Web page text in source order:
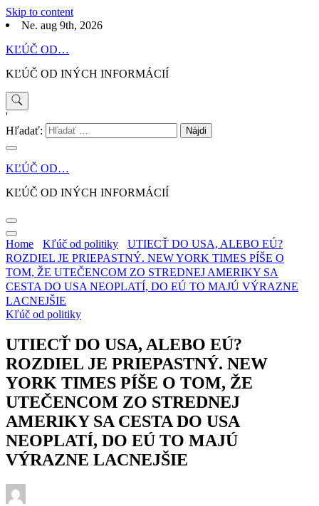
Skip to content
Ne. aug 9th, 2026
KĽÚČ OD…
KĽÚČ OD INÝCH INFORMÁCIÍ
'
Hľadať:
KĽÚČ OD…
KĽÚČ OD INÝCH INFORMÁCIÍ
Home Kľúč od politiky
UTIECŤ DO USA, ALEBO EÚ?
ROZDIEL JE PRIEPASTNÝ. NEW YORK TIMES PÍŠE O
TOM, ŽE UTEČENCOM ZO STREDNEJ AMERIKY SA
CESTA DO USA NEOPLATÍ, DO EÚ TO MAJÚ VÝRAZNE
LACNEJŠIE
Kľúč od politiky
UTIECŤ DO USA, ALEBO EÚ?
ROZDIEL JE PRIEPASTNÝ. NEW
YORK TIMES PÍŠE O TOM, ŽE
UTEČENCOM ZO STREDNEJ
AMERIKY SA CESTA DO USA
NEOPLATÍ, DO EÚ TO MAJÚ
VÝRAZNE LACNEJŠIE